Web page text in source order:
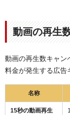
動画の再生
動画の再生数キャン
料金が発生する広告
名称
15秒の動画再生